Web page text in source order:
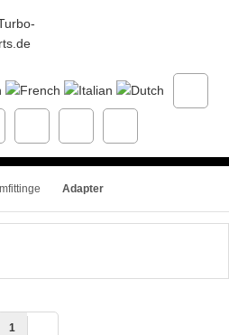
Adapter
1